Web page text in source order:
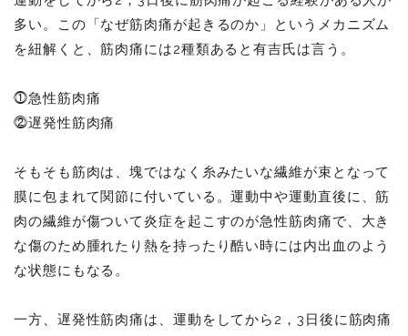
多い。この「なぜ筋肉痛が起きるのか」というメカニズム
を紐解くと、筋肉痛には2種類あると有吉氏は言う。
⓵急性筋肉痛
⓶遅発性筋肉痛
そもそも筋肉は、塊ではなく糸みたいな繊維が束となって
膜に包まれて関節に付いている。運動中や運動直後に、筋
肉の繊維が傷ついて炎症を起こすのが急性筋肉痛で、大き
な傷のため腫れたり熱を持ったり酷い時には内出血のよう
な状態にもなる。
一方、遅発性筋肉痛は、運動をしてから2，3日後に筋肉痛